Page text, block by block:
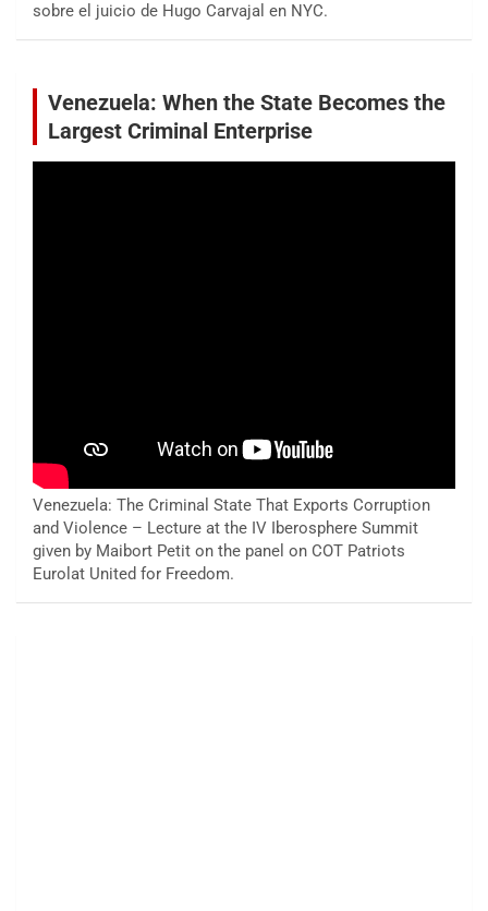
sobre el juicio de Hugo Carvajal en NYC.
Venezuela: When the State Becomes the
Largest Criminal Enterprise
Venezuela: The Criminal State That Exports Corruption
and Violence – Lecture at the IV Iberosphere Summit
given by Maibort Petit on the panel on COT Patriots
Eurolat United for Freedom.